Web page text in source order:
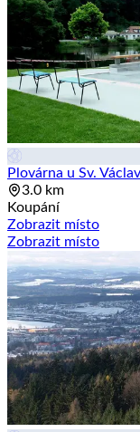
Plovárna u Sv.
3.0 km
Koupání
Zobrazit místo
Zobrazit místo